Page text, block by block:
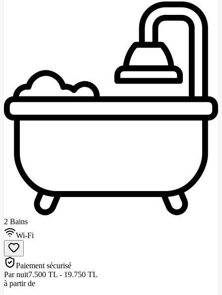
2 Bains
Wi-Fi
Paiement sécurisé
Par nuit7.500 TL - 19.750 TL
à partir de